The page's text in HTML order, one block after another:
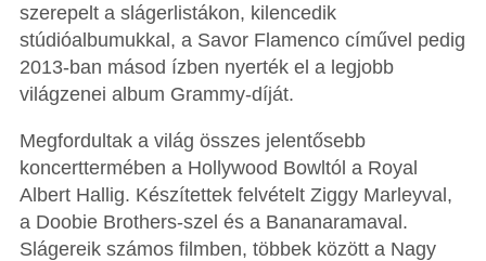
szerepelt a slágerlistákon, kilencedik
stúdióalbumukkal, a Savor Flamenco cíművel pedig
2013-ban másod ízben nyerték el a legjobb
világzenei album Grammy-díját.
Megfordultak a világ összes jelentősebb
koncerttermében a Hollywood Bowltól a Royal
Albert Hallig. Készítettek felvételt Ziggy Marleyval,
a Doobie Brothers-szel és a Bananaramaval.
Slágereik számos filmben, többek között a Nagy